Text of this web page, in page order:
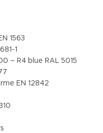
1563
1
– R4 blue RAL 5015
EN 12842